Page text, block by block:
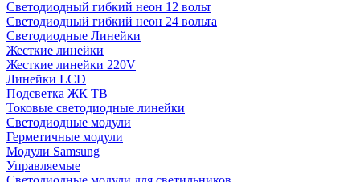
Светодиодный гибкий неон 12 вольт
Светодиодный гибкий неон 24 вольта
Светодиодные Линейки
Жесткие линейки
Жесткие линейки 220V
Линейки LCD
Подсветка ЖК ТВ
Токовые светодиодные линейки
Светодиодные модули
Герметичные модули
Модули Samsung
Управляемые